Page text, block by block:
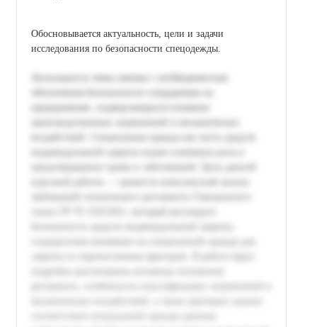
Обосновывается актуальность, цели и задачи
исследования по безопасности спецодежды.